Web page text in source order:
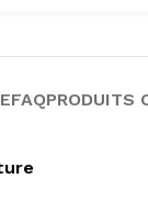
FAQPRODUITS